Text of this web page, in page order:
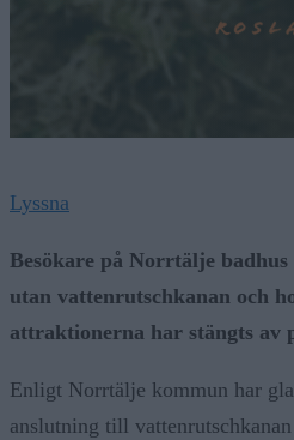
Lyssna
Besökare på Norrtälje
utan vattenrutschkanan och
attraktionerna har stängts av
Enligt Norrtälje kommun har
anslutning till